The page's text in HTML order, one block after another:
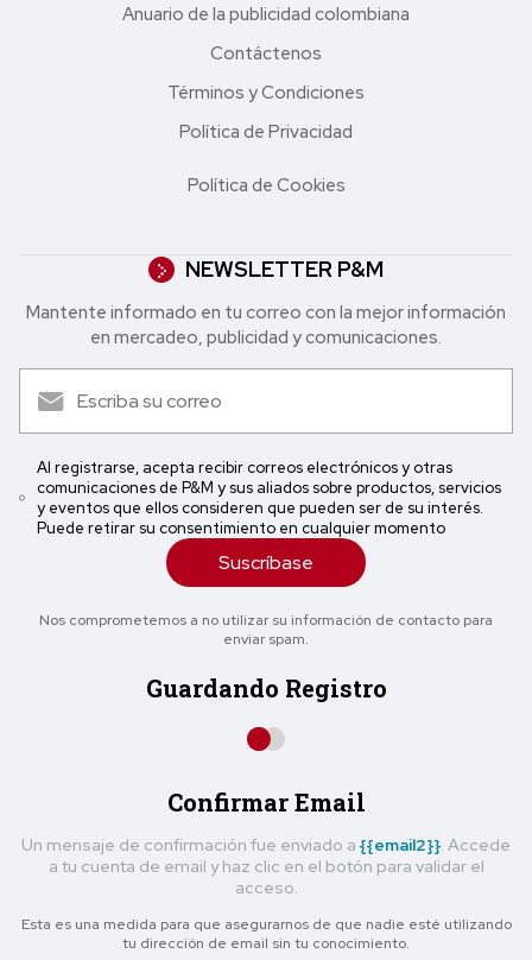
Anuario de la publicidad colombiana
Contáctenos
Términos y Condiciones
Política de Privacidad
Política de Cookies
NEWSLETTER P&M
Mantente informado en tu correo con la mejor in formación
en mercadeo, publicidad y comunicaciones.
Al registrarse, acepta recibir correos electrónicos y otras
comunicaciones de P&M y sus aliados sobre productos, servicios
y eventos que ellos consideren que pueden ser de su interés.
Puede retirar su consentimiento en cualquier momento
Suscríbase
Nos comprometemos a no utilizar su información de contacto para
enviar spam.
Guardando Registro
Confirmar Email
Un mensaje de confirmación fue enviado a {{email2}} . Accede
a tu cuenta de email y haz clic en el botón para validar el
acceso.
Esta es una medida para que asegurarnos de que nadie esté utilizando
tu dirección de email sin tu conocimiento.